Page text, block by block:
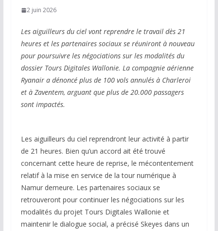
2 juin 2026
Les aiguilleurs du ciel vont reprendre le travail dès 21
heures et les partenaires sociaux se réuniront à nouveau
pour poursuivre les négociations sur les modalités du
dossier Tours Digitales Wallonie. La compagnie aérienne
Ryanair a dénoncé plus de 100 vols annulés à Charleroi
et à Zaventem, arguant que plus de 20.000 passagers
sont impactés.
Les aiguilleurs du ciel reprendront leur activité à partir
de 21 heures. Bien qu’un accord ait été trouvé
concernant cette heure de reprise, le mécontentement
relatif à la mise en service de la tour numérique à
Namur demeure. Les partenaires sociaux se
retrouveront pour continuer les négociations sur les
modalités du projet Tours Digitales Wallonie et
maintenir le dialogue social, a précisé Skeyes dans un